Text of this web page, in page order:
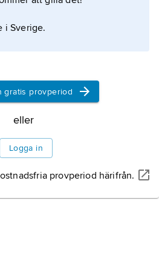
i Sverige.
gratis provperiod
eller
Logga in
provperiod härifrån.